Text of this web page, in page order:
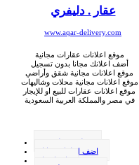
عقار . دليفري
www.aqar-delivery.com
موقع اعلانات عقارات مجانية
أضف اعلانك مجانا بدون تسجيل
موقع اعلانات مجانية شقق وأراضي
موقع اعلانات مجانية محلات وشاليهات
موقع اعلانات عقارات للبيع او للإيجار
في مصر والمملكة العربية السعودية
وظيفة . دليفري
اضف اعلانك مجانا
اتصل بنا